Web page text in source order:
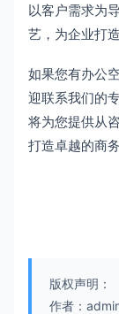
以客户需求为
艺，为企业打
如果您有办公
迎联系我们的
将为您提供从
打造卓越的商
版权声明：
作者：